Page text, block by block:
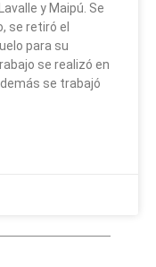
y Maipú. Se
se retiró el
para su
se realizó en
se trabajó